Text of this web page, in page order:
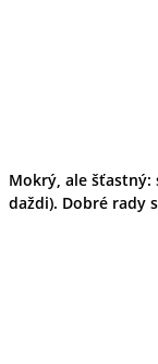
Mokrý, ale
daždi). Dobré rady